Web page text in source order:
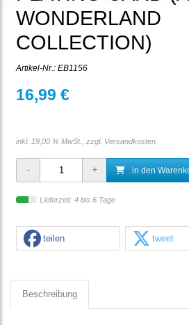
WONDERLAND
COLLECTION)
Artikel-Nr.: EB1156
16,99 €
inkl. 19,00 % MwSt., zzgl. Versandkosten
in den
Lieferzeit: 4 bis 6 Tage
teilen tweet
Beschreibung